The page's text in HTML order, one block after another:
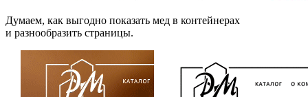
Думаем, как выгодно показать мед в контейнерах
и разнообразить страницы.